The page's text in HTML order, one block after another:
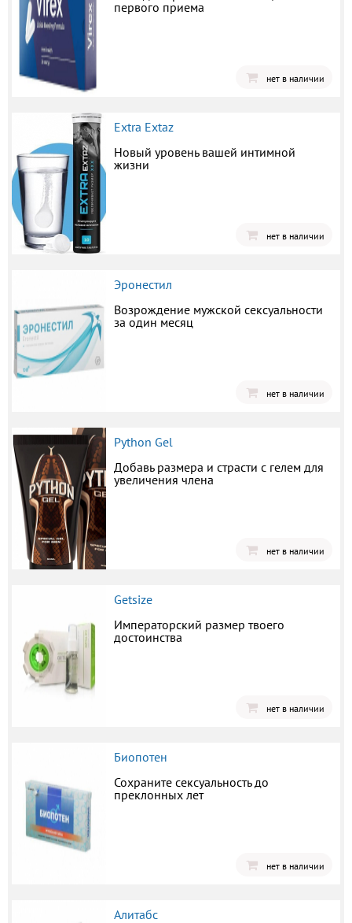
первого приема
нет в наличии
Extra Extaz
Новый уровень вашей интимной
жизни
нет в наличии
Эронестил
Возрождение мужской сексуальности
за один месяц
нет в наличии
Python Gel
Добавь размера и страсти с гелем для
увеличения члена
нет в наличии
Getsize
Императорский размер твоего
достоинства
нет в наличии
Биопотен
Сохраните сексуальность до
преклонных лет
нет в наличии
Алитабс